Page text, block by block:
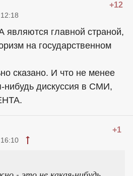
+12
главной страной,
на государственном
сказано. И что не менее
нибудь дискуссия в СМИ,
+1